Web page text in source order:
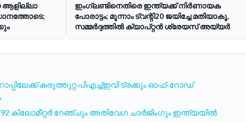
ഇംഗ്ലണ്ടിനെതിരെ ഇന്ത്യക്ക് നിർണായക
പോരാട്ടം; മൂന്നാം ട്വന്റി20 ജയിച്ചേ മതിയാകൂ,
സമ്മർദ്ദത്തിൽ ക്യാപ്റ്റൻ ശ്രേയസ് അയ്യർ
കരുത്തുറ്റ പിഎച്ച്ഇവി ട്രക്കും ഓഫ്-റോഡ്
കിലോമീറ്റർ റേഞ്ചും അതിവേഗ ചാർജിംഗും ഇന്ത്യയിൽ